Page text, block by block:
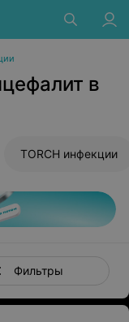
в
TORCH инфекции
Фильтры